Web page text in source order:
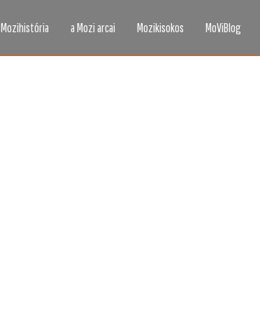
Mozihistória a Mozi arcai Mozikisokos MoViBlog